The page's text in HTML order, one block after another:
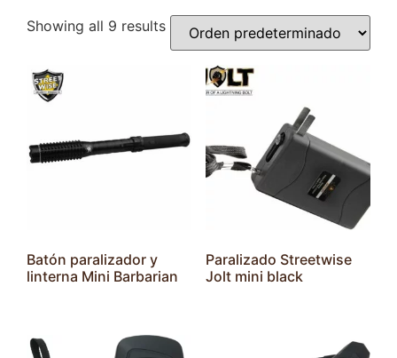
Showing all 9 results
Batón paralizador y
linterna Mini Barbarian
Paralizado Streetwise
Jolt mini black